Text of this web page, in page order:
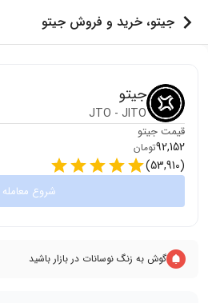
جیتو، خرید و فروش جیتو
جیتو
JTO - JITO
قیمت جیتو
92,152تومان
(
53,910
)
شروع معامله
گوش به زنگ نوسانات در بازار باشید